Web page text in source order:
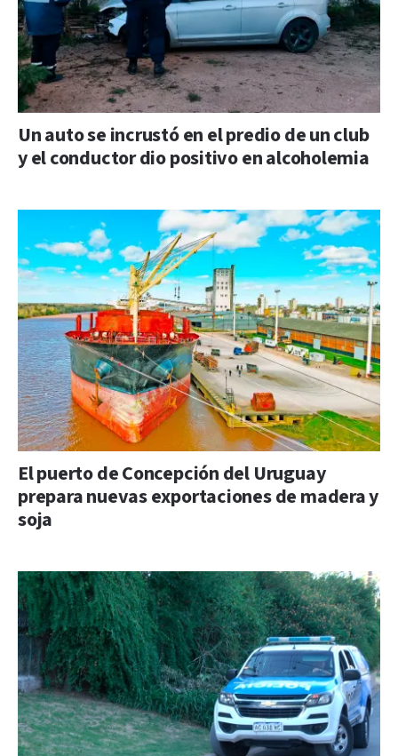
Un auto se incrustó en el predio de un club
y el conductor dio positivo en alcoholemia
El puerto de Concepción del Uruguay
prepara nuevas exportaciones de madera y
soja